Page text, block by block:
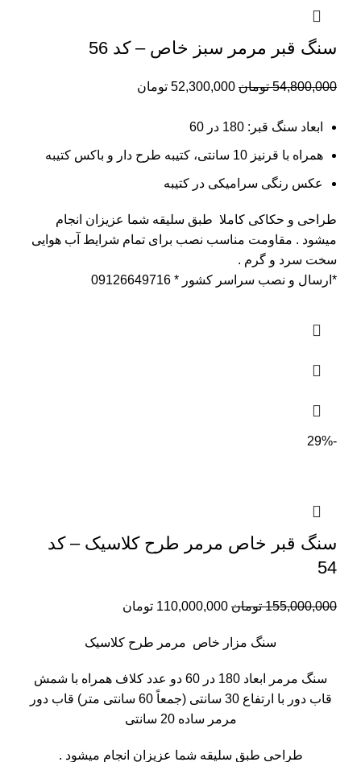
سنگ قبر مرمر سبز خاص – کد 56
54,800,000 تومان 52,300,000 تومان
ابعاد سنگ قبر: 180 در 60
همراه با قرنیز 10 سانتی، کتیبه طرح دار و باکس کتیبه
عکس رنگی سرامیکی در کتیبه
طراحی و حکاکی کاملا طبق سلیقه شما عزیزان انجام
میشود . مقاومت مناسب نصب برای تمام شرایط آب هوایی
سخت سرد و گرم .
*ارسال و نصب سراسر کشور * 09126649716
-29%
سنگ قبر خاص مرمر طرح کلاسیک – کد
54
155,000,000 تومان 110,000,000 تومان
سنگ مزار خاص مرمر طرح کلاسیک
سنگ مرمر ابعاد 180 در 60 دو عدد کلاف همراه با شمش
قاب دور با ارتفاع 30 سانتی (جمعاً 60 سانتی متر) قاب دور
مرمر ساده 20 سانتی
طراحی طبق سلیقه شما عزیزان انجام میشود .